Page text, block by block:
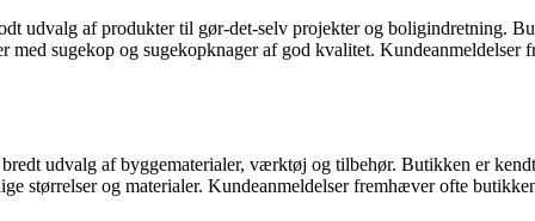
udvalg af produkter til gør-det-selv projekter og boligindretning.
med sugekop og sugekopknager af god kvalitet.
udvalg af byggematerialer, værktøj og tilbehør. Butikken er
størrelser og materialer. Kundeanmeldelser fremhæver ofte